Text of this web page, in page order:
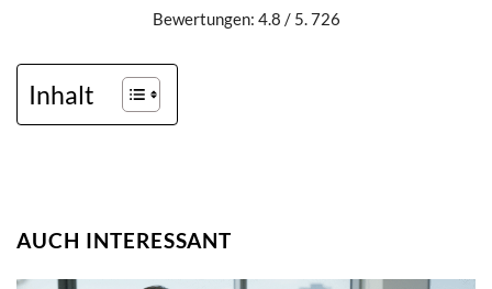
Bewertungen: 4.8 / 5. 726
Inhalt
AUCH INTERESSANT